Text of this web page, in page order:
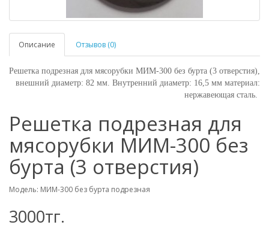
Описание Отзывов (0)
Решетка подрезная для мясорубки МИМ-300 без бурта (3 отверстия),
внешний диаметр: 82 мм. Внутренний диаметр: 16,5 мм материал:
нержавеющая сталь.
Решетка подрезная для
мясорубки МИМ-300 без
бурта (3 отверстия)
Модель: МИМ-300 без бурта подрезная
3000тг.